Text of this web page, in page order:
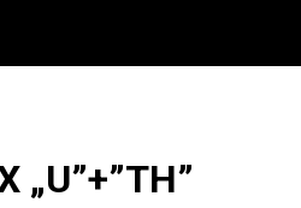
„U”+”TH”